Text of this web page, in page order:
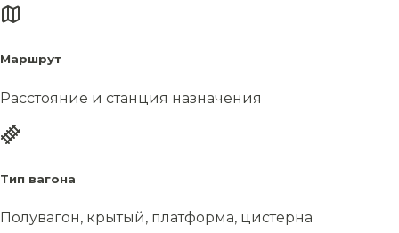
Маршрут
Расстояние и станция назначения
Тип вагона
Полувагон, крытый, платформа, цистерна